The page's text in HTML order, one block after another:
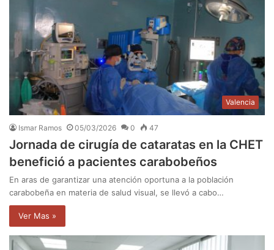
Valencia
Ismar Ramos 05/03/2026 0 47
Jornada de cirugía de cataratas en la CHET
benefició a pacientes carabobeños
En aras de garantizar una atención oportuna a la población
carabobeña en materia de salud visual, se llevó a cabo…
Ver Mas »